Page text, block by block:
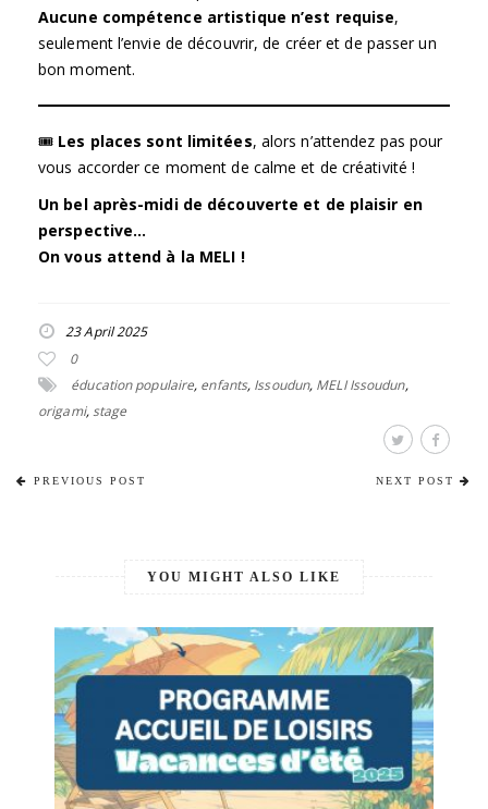
Aucune compétence artistique n’est requise,
seulement l’envie de découvrir, de créer et de passer un
bon moment.
🎟 Les places sont limitées, alors n’attendez pas pour
vous accorder ce moment de calme et de créativité !
Un bel après-midi de découverte et de plaisir en
perspective…
On vous attend à la MELI !
23 April 2025
0
éducation populaire, enfants, Issoudun, MELI Issoudun,
origami,stage
PREVIOUS POST NEXT POST
YOU MIGHT ALSO LIKE